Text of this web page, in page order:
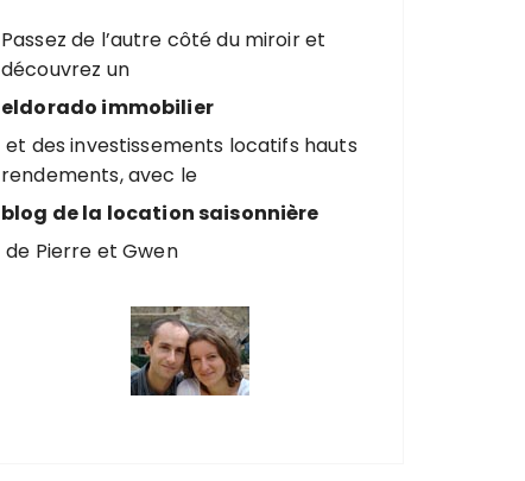
Passez de l’autre côté du miroir et
découvrez un
eldorado immobilier
et des investissements locatifs hauts
rendements, avec le
blog de la location saisonnière
de Pierre et Gwen